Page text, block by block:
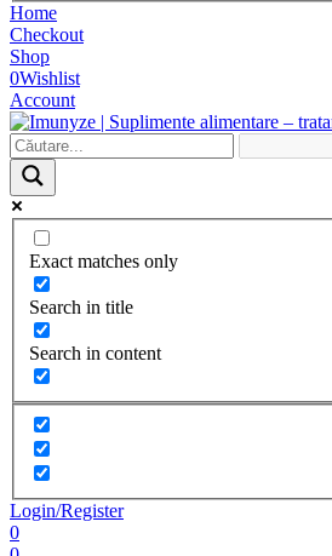
Home
Checkout
Shop
0Wishlist
Account
Exact matches only
Search in title
Search in content
Login/Register
0